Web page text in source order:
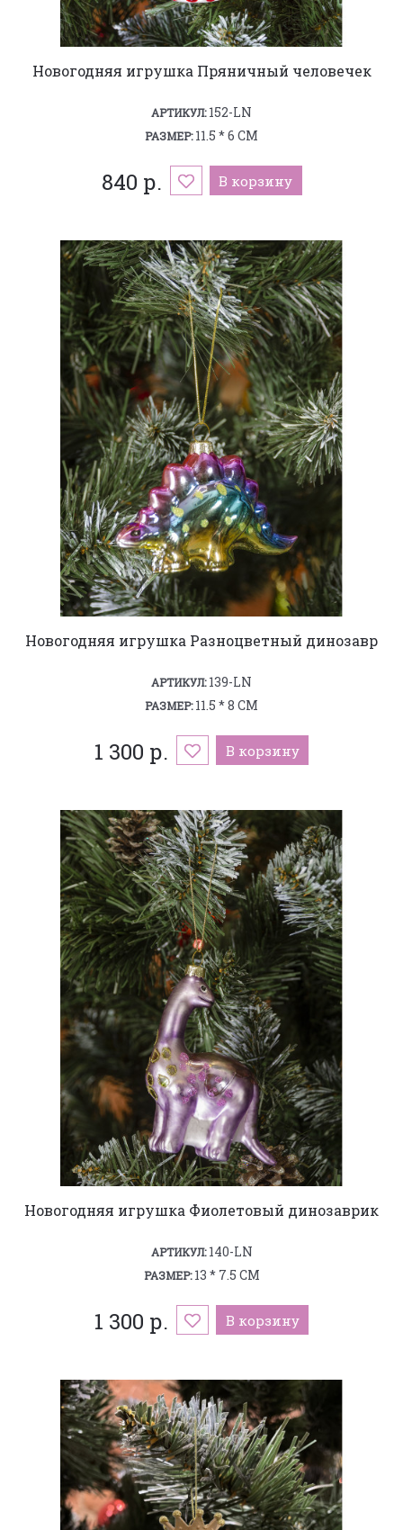
Новогодняя игрушка Пряничный человечек
АРТИКУЛ:152-LN
РАЗМЕР:11.5 * 6 СМ
840 р. В корзину
Новогодняя игрушка Разноцветный динозавр
АРТИКУЛ:139-LN
РАЗМЕР:11.5 * 8 СМ
1 300 р. В корзину
Новогодняя игрушка Фиолетовый динозаврик
АРТИКУЛ:140-LN
РАЗМЕР:13 * 7.5 СМ
1 300 р. В корзину